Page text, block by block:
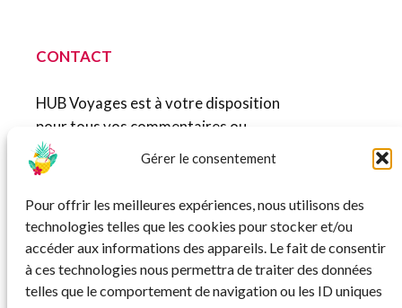
Gérer le consentement
Pour offrir les meilleures expériences, nous utilisons des
technologies telles que les cookies pour stocker et/ou
accéder aux informations des appareils. Le fait de consentir
à ces technologies nous permettra de traiter des données
telles que le comportement de navigation ou les ID uniques
CONTACT
HUB Voyages est à votre disposition
pour tous vos commentaires ou
suggestions. Vous pouvez nous écrire à
l’adresse email suivante :
contact@hubvoyages.fr.
Dernière mise à jour : 20 juillet 2024.